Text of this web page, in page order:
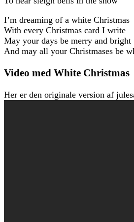
I’m dreaming of a white Christmas
With every Christmas card I write
May your days be merry and bright
And may all your Christmases be
Video med White Christmas
Her er den originale version af